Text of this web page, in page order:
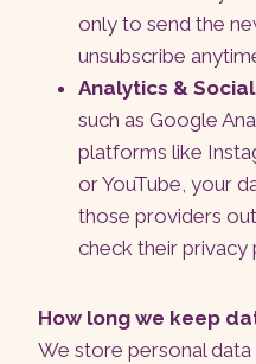
only to send the
unsubscribe
Analytics &
such as Google
platforms like
or YouTube, your
those providers
check their privacy
How long we keep
We store personal